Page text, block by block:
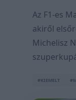
Az F1-es
akiről
Michelisz
#KIEMELT